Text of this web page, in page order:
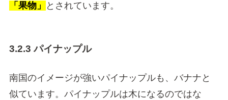
「果物」
とされています。
3.2.3 パイナップル
南国のイメージが強いパイナップルも、バナナと
似ています。パイナップルは木になるのではな